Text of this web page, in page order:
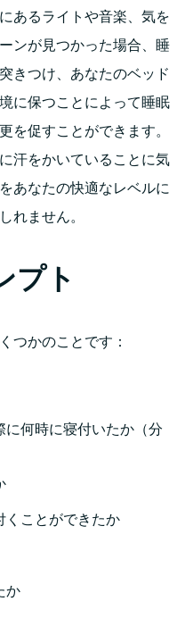
あるライトや音楽、気を
ンが見つかった場合、睡
きつけ、あなたのベッド
に保つことによって睡眠
を促すことができます。
汗をかいていることに気
あなたの快適なレベルに
れません。
プト
つかのことです：
何時に寝付いたか（分
くことができたか
か